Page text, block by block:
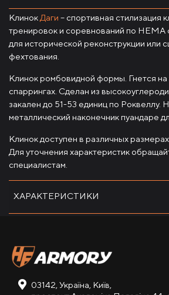
Клинок Даги – спортивная стилизация
тренировок и соревнований по HEMA
для исторической реконструкции или
фехтования.
Клинок ромбовидной формы. Гнется на
спаррингах. Сделан из
закален до 51-53 единиц по Роквеллу.
металлический наконечник пуандаре
Клинок доступен в различных
Для уточнения характеристик
специалистам.
ХАРАКТЕРИСТИКИ
03142, Україна, Київ,